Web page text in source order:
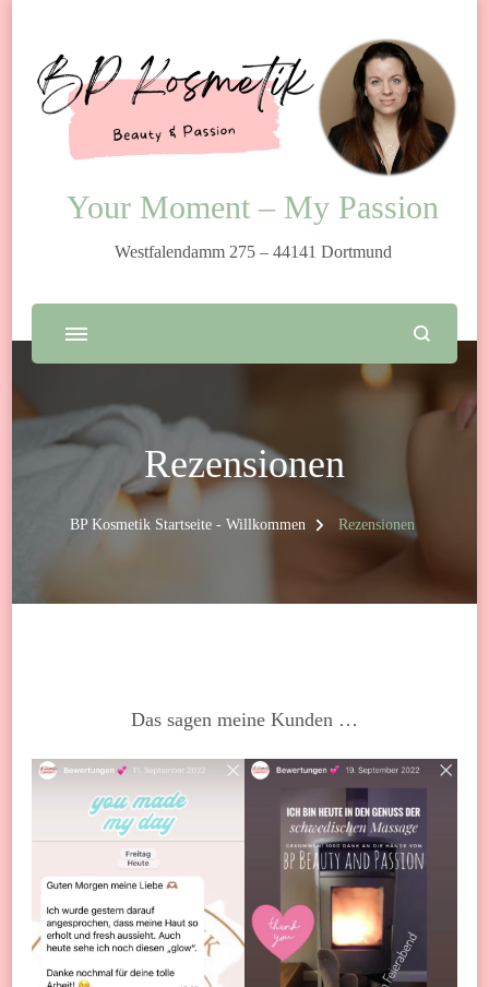
Your Moment – My Passion
Westfalendamm 275 – 44141 Dortmund
Rezensionen
BP Kosmetik Startseite - Willkommen Rezensionen
Das sagen meine Kunden …